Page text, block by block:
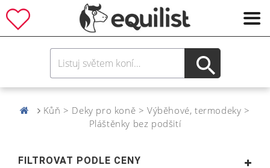
Kůň > Deky pro koně > Výběhové, termodeky >
Pláštěnky bez podšití
FILTROVAT PODLE CENY